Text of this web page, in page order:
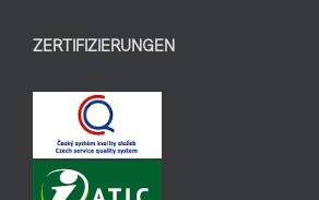
ZERTIFIZIERUNGEN